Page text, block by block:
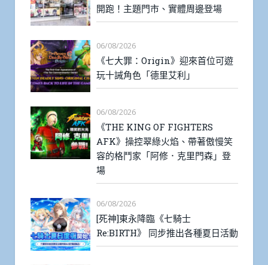
開跑！主題門市、實體周邊登場
06/08/2026
《七大罪：Origin》迎來首位可遊
玩十誡角色「德里艾利」
06/08/2026
《THE KING OF FIGHTERS
AFK》操控翠綠火焰、帶著傲慢笑
容的格鬥家「阿修．克里門森」登
場
06/08/2026
[死神]東永降臨《七騎士
Re:BIRTH》 同步推出各種夏日活動